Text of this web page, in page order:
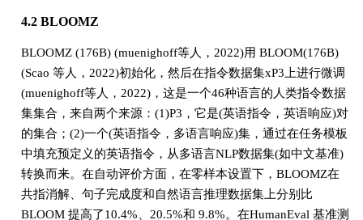
4.2 BLOOMZ
BLOOMZ (176B) (muenighoff等人，2022)用 BLOOM(176B)
(Scao 等人，2022)初始化，然后在指令数据集xP3上进行微调
(muenighoff等人，2022)，这是一个46种语言的人类指令数据
集集合，来自两个来源：(1)P3，它是(英语指令，英语响应)对
的集合；(2)一个(英语指令，多语言响应)集，通过在任务模板
中填充预定义的英语指令，从多语言NLP数据集(如中文基准)
转换而来。在自动评价方面，在零样本设置下，BLOOMZ在
共指消解、句子完成度和自然语言推理数据集上分别比
BLOOM 提高了10.4%、20.5%和 9.8%。在HumanEval 基准测